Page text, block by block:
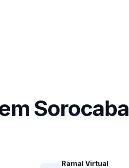
Sorocaba
Ramal Virtual